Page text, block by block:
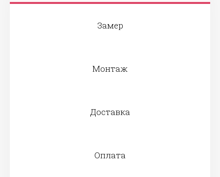
Замер
Монтаж
Доставка
Оплата